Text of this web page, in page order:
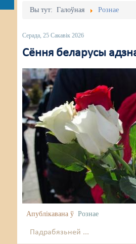
Вы тут:Галоўная Рознае
Серада, 25 Сакавік 2026
Сёння беларусы
Апублікавана ў Рознае
Падрабязьней ...